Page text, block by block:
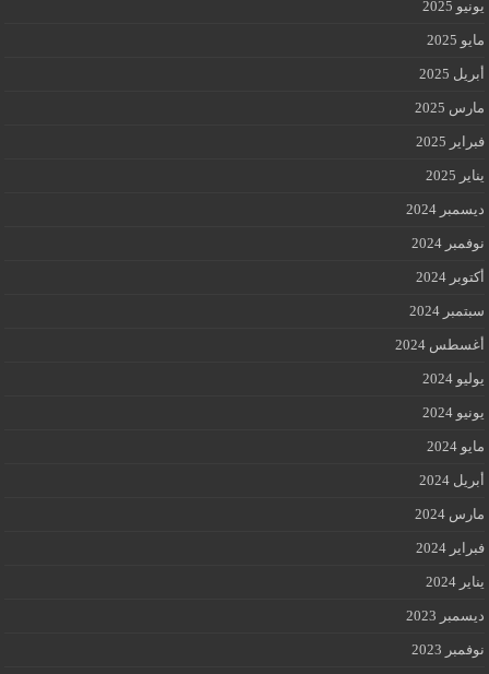
يونيو 2025
مايو 2025
أبريل 2025
مارس 2025
فبراير 2025
يناير 2025
ديسمبر 2024
نوفمبر 2024
أكتوبر 2024
سبتمبر 2024
أغسطس 2024
يوليو 2024
يونيو 2024
مايو 2024
أبريل 2024
مارس 2024
فبراير 2024
يناير 2024
ديسمبر 2023
نوفمبر 2023